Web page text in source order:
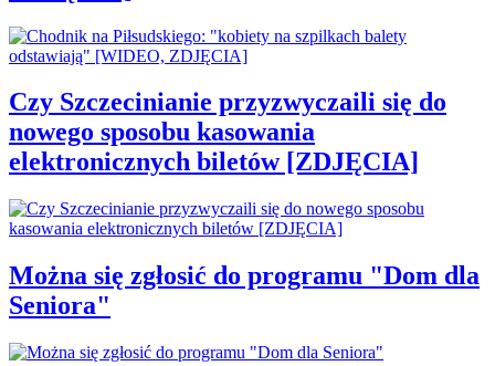
Czy Szczecinianie przyzwyczaili się do
nowego sposobu kasowania
elektronicznych biletów [ZDJĘCIA]
Można się zgłosić do programu "Dom dla
Seniora"